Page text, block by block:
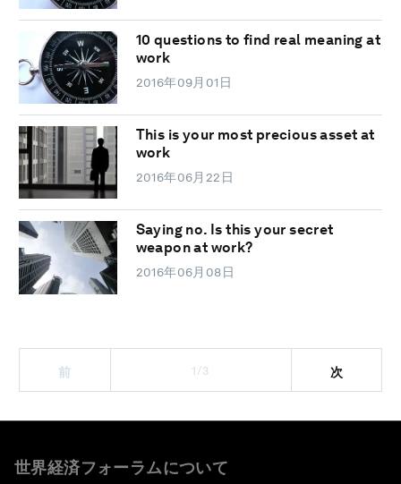
10 questions to find real meaning at
work
2016年09月01日
This is your most precious asset at
work
2016年06月22日
Saying no. Is this your secret
weapon at work?
2016年06月08日
前 1/3 次
世界経済フォーラムについて